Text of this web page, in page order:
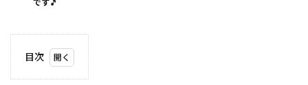
です🎵
目次